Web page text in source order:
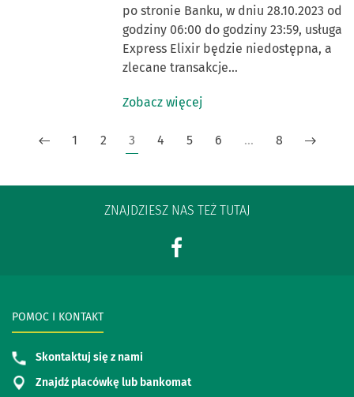
po stronie Banku, w dniu 28.10.2023 od
godziny 06:00 do godziny 23:59, usługa
Express Elixir będzie niedostępna, a
zlecane transakcje…
Zobacz więcej
1 2 3 4 5 6 … 8
ZNAJDZIESZ NAS TEŻ TUTAJ
POMOC I KONTAKT
Skontaktuj się z nami
Znajdź placówkę lub bankomat